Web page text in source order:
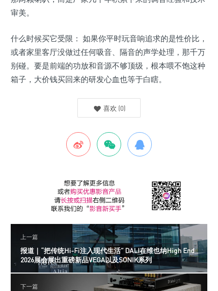
审美。
什么时候买它受限： 如果你平时玩音响追求的是性价比，
或者家里客厅没做过任何吸音、隔音的声学处理，那千万
别碰。要是前端的功放和音源不够顶级，根本喂不饱这种
箱子，大价钱买回来的研发心血也等于白瞎。
喜欢 (0)
上一篇
报道｜“把传统Hi-Fi注入现代生活” DALI在维也纳High End
2026展会展出重磅新品VEGA以及SONIK系列
下一篇